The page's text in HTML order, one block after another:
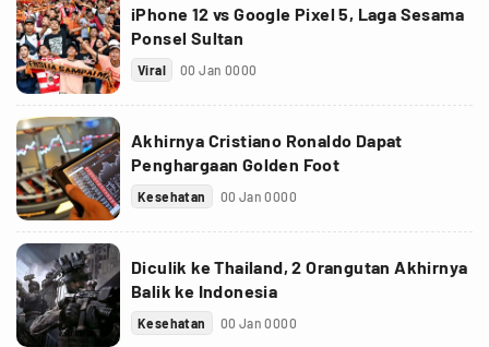
iPhone 12 vs Google Pixel 5, Laga Sesama
Ponsel Sultan
Viral 00 Jan 0000
Akhirnya Cristiano Ronaldo Dapat
Penghargaan Golden Foot
Kesehatan 00 Jan 0000
Diculik ke Thailand, 2 Orangutan Akhirnya
Balik ke Indonesia
Kesehatan 00 Jan 0000